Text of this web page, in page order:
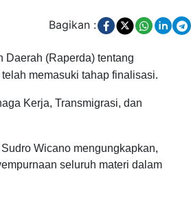
Bagikan :
Daerah (Raperda) tentang
memasuki tahap finalisasi.
Kerja, Transmigrasi, dan
Wicano mengungkapkan,
seluruh materi dalam